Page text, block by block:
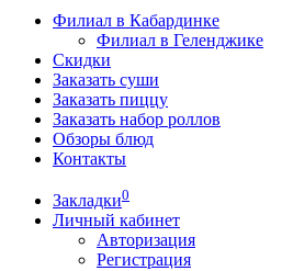
Филиал в Кабардинке
Филиал в Геленджике
Скидки
Заказать суши
Заказать пиццу
Заказать набор роллов
Обзоры блюд
Контакты
Закладки0
Личный кабинет
Авторизация
Регистрация